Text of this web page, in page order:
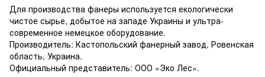
Для производства фанеры используется екологически
чистое сырье, добытое на западе Украины и ультра-
современное немецкое оборудование.
Производитель: Кастопольский фанерный завод, Ровенская
область, Украина.
Официальный представитель: ООО «Эко Лес».